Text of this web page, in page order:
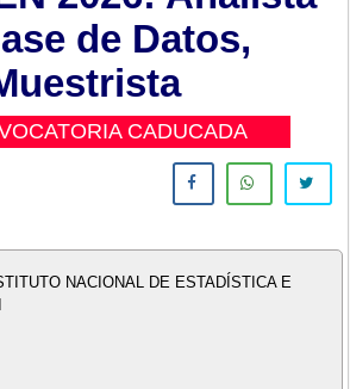
de Datos,
CADUCADA
NACIONAL DE ESTADÍSTICA E